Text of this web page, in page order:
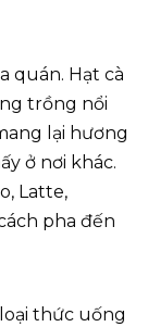
quán. Hạt cà
trồng nổi
lại hương
ở nơi khác.
Latte,
pha đến
thức uống